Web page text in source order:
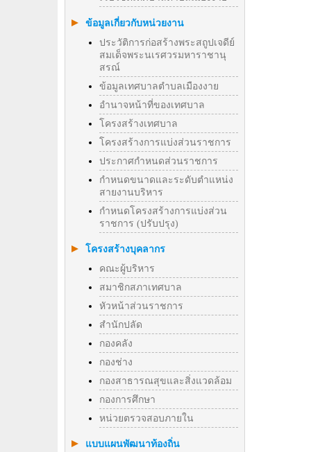
ข้อมูลเกี่ยวกับหน่วยงาน
ประวัติการก่อสร้างพระสถูปเจดีย์
สมเด็จพระนเรศวรมหาราชานุ
สรณ์
ข้อมูลเทศบาลตำบลเมืองงาย
อำนาจหน้าที่ของเทศบาล
โครงสร้างเทศบาล
โครงสร้างการแบ่งส่วนราชการ
ประกาศกำหนดส่วนราชการ
กำหนดขนาดและระดับตำแหน่ง
สายงานบริหาร
กำหนดโครงสร้างการแบ่งส่วน
ราชการ (ปรับปรุง)
โครงสร้างบุคลากร
คณะผู้บริหาร
สมาชิกสภาเทศบาล
หัวหน้าส่วนราชการ
สำนักปลัด
กองคลัง
กองช่าง
กองสาธารณสุขและสิ่งแวดล้อม
กองการศึกษา
หน่วยตรวจสอบภายใน
แบบแผนพัฒนาท้องถิ่น